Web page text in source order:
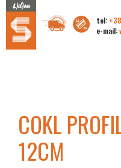
tel:
e-mail:
COKL
12CM